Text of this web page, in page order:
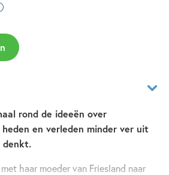
rond de ideeën over
en verleden minder ver uit
denkt.
haar moeder van Friesland naar